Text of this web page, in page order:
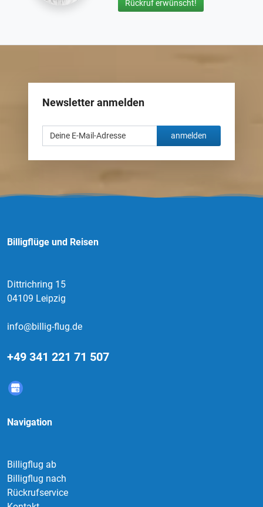
Rückruf erwünscht!
Newsletter anmelden
anmelden
Billigflüge und Reisen
Dittrichring 15
04109 Leipzig
info@billig-flug.de
+49 341 221 71 507
Navigation
Billigflug ab
Billigflug nach
Rückrufservice